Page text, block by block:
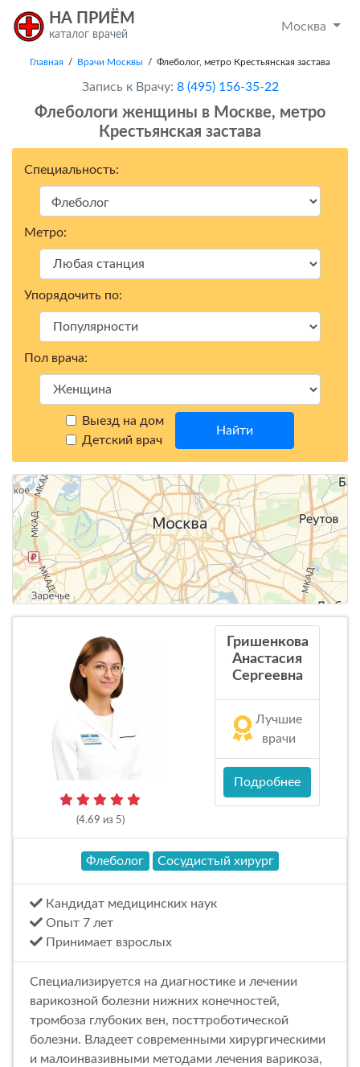
НА ПРИЁМ
каталог врачей
Москва
Главная / Врачи Москвы / Флеболог, метро Крестьянская застава
Запись к Врачу: 8 (495) 156-35-22
Флебологи женщины в Москвe, метро
Крестьянская застава
Специальность:
Метро:
Упорядочить по:
Пол врача:
Выезд на дом
Детский врач
Найти
(4.69 из 5)
Гришенкова
Анастасия
Сергеевна
Лучшие
врачи
Подробнее
Флеболог Сосудистый хирург
Кандидат медицинских наук
Опыт 7 лет
Принимает взрослых
Специализируется на диагностике и лечении
варикозной болезни нижних конечностей,
тромбоза глубоких вен, посттроботической
болезни. Владеет современными хирургическими
и малоинвазивными методами лечения варикоза,